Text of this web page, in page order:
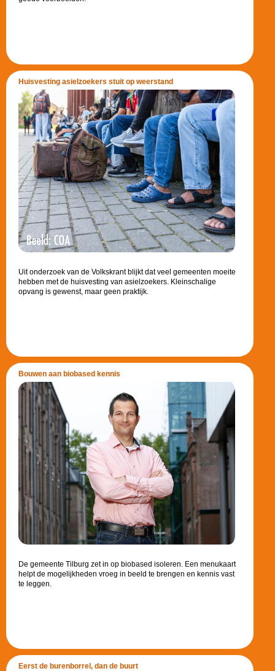
Huisvesting asielzoekers stuit op weerstand
Uit onderzoek van de Volkskrant blijkt dat veel gemeenten moeite
hebben met de huisvesting van asielzoekers. Kleinschalige
opvang is gewenst, maar geen praktijk.
Bouwen aan biobased kennis
De gemeente Tilburg zet in op biobased isoleren. Een menukaart
helpt de mogelijkheden vroeg in beeld te brengen en kennis vast
te leggen.
Eerst de burenborrel, dan de buurt